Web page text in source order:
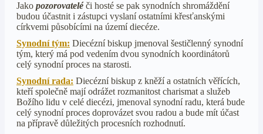
Jako pozorovateléči hosté se pak synodních shromáždění
budou účastnit i zástupci vyslaní ostatními křesťanskými
církvemi působícími na území diecéze.
Synodní tým: Diecézní biskup jmenoval šestičlenný synodní
tým, který má pod vedením dvou synodních koordinátorů
celý synodní proces na starosti.
Synodní rada: Diecézní biskup z kněží a ostatních věřících,
kteří společně mají odrážet rozmanitost charismat a služeb
Božího lidu v celé diecézi, jmenoval synodní radu, která bude
celý synodní proces doprovázet svou radou a bude mít účast
na přípravě důležitých procesních rozhodnutí.